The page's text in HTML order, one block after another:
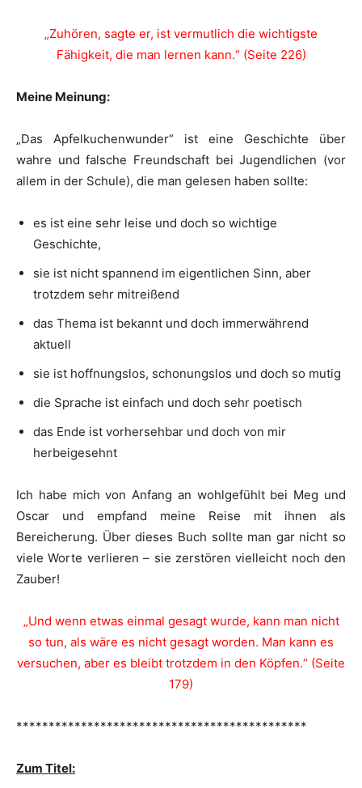
„Zuhören, sagte er, ist vermutlich die wichtigste
Fähigkeit, die man lernen kann.“ (Seite 226)
Meine Meinung:
„Das Apfelkuchenwunder“ ist eine Geschichte über
wahre und falsche Freundschaft bei Jugendlichen (vor
allem in der Schule), die man gelesen haben sollte:
es ist eine sehr leise und doch so wichtige
Geschichte,
sie ist nicht spannend im eigentlichen Sinn, aber
trotzdem sehr mitreißend
das Thema ist bekannt und doch immerwährend
aktuell
sie ist hoffnungslos, schonungslos und doch so mutig
die Sprache ist einfach und doch sehr poetisch
das Ende ist vorhersehbar und doch von mir
herbeigesehnt
Ich habe mich von Anfang an wohlgefühlt bei Meg und
Oscar und empfand meine Reise mit ihnen als
Bereicherung. Über dieses Buch sollte man gar nicht so
viele Worte verlieren – sie zerstören vielleicht noch den
Zauber!
„Und wenn etwas einmal gesagt wurde, kann man nicht
so tun, als wäre es nicht gesagt worden. Man kann es
versuchen, aber es bleibt trotzdem in den Köpfen.“ (Seite
179)
*********************************************
Zum Titel: